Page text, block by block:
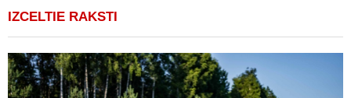
IZCELTIE RAKSTI